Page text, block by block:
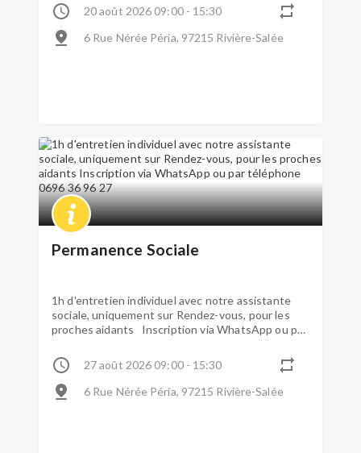
20 août 2026 09:00 - 15:30
6 Rue Nérée Péria, 97215 Rivière-Salée
Permanence Sociale
1h d'entretien individuel avec notre assistante
sociale, uniquement sur Rendez-vous, pour les
proches aidants Inscription via WhatsApp ou par
27 août 2026 09:00 - 15:30
6 Rue Nérée Péria, 97215 Rivière-Salée